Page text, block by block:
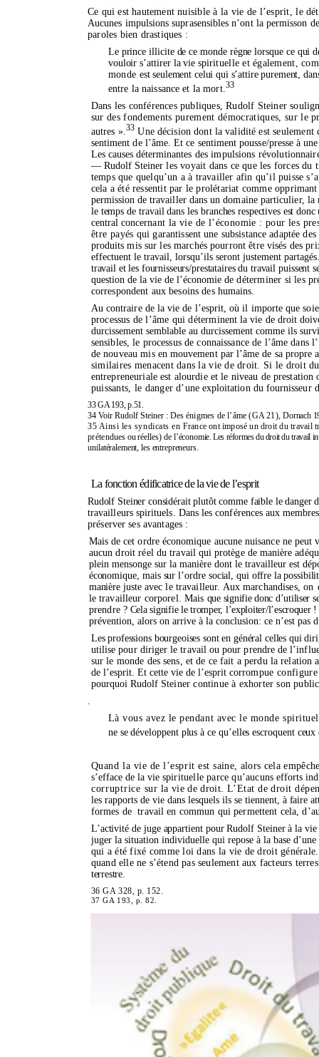
Ce qui est hautement nuisible à la vie de l’esprit, le
Aucunes impulsions suprasensibles n’ont la permisson
paroles bien drastiques :
Le prince illicite de ce monde règne lorsque ce qui
vouloir s’attirer la vie spirituelle et également,
monde est seulement celui qui s’attire purement,
entre la naissance et la mort.33
Dans les conférences publiques, Rudolf Steiner
sur des fondements purement démocratiques, surle
autres ». 33 Une décision dont la validitéest
sentiment de l’âme. Et ce sentiment pousse/presse à
Les causes déterminantes des impulsions
—Rudolf Steiner les voyait dans ce que les forces du
temps que quelqu’un a à travailler afin qu’il puisse
cela a été ressentit par le prolétariat comme oppri
permission de travailler dans un domaine particulier, la
le temps de travail dans les branchesrespectives est
central concernant la vie de l’économie : pour les
être payés qui garantissent une subsistance adaptée
produitsmis sur les marchés pourront être visés des
effectuent le travail, lorsqu’ils seront justement
travail et les fournisseurs/prestataires du travail puissent
question de la vie de l’économie de déterminer si les
correspondent aux besoins des humains.
Au contraire de la vie de l’esprit, où il importe que
processus del’âme qui déterminent la vie de droit
durcissement semblable au durcissement comme ils
sensibles, le processus de connaissance de l’âme dans
de nouveau mis en mouvement par l’âme de sa propre
similaires menacent dans la vie de droit. Si le droit
entrepreneuriale est alourdie et le niveau de
puissants, le dangerd’uneexploitation du fournisseur
33 GA 193, p.51.
34 Voir Rudolf Steiner : Des énigmes del’âme (GA 21),Dornach
35 Ainsi les syndicats en France ont imposé un droitdu travail
prétendues ou réelles) de l’économie. Les réformes du droitdutravail
unilatéralement, les entrepreneurs.
La fonction édificatrice de la vie de l’esprit
Rudolf Steiner considérait plutôt comme faible le danger
travailleurs spirituels. Dans les conférencesaux
préserver ses avantages :
Mais de cet ordre économique aucune nuisance ne peut
aucun droit réel dutravail qui protège de manière
plein mensonge sur la manière dont le travailleur est
économique, mais surl’ordresocial,qui offre la
manière juste avec le travailleur. Aux marchandises, on
le travailleur corporel. Mais que signifie donc d’utiliser
prendre? Cela signifie le tromper, l’exploiter/l’escroquer !
prévention, alors on arrive à la conclusion: ce n’estpas
Les professions bourgeoises sont en général celles qui
utilise pour diriger le travail ou pour prendre de
sur le monde des sens, et de ce fait a perdu la relation
de l’esprit. Et cette vie de l’espritcorrompue
pourquoi Rudolf Steiner continue à exhorter son
Là vous avez le pendant avec le monde spirituel
ne se développent plus à ce qu’elles escroquent
Quand la vie de l’esprit estsaine, alors cela
s’efface de la vie spirituelle parce qu’aucunsefforts
corruptrice sur la vie de droit. L’Etat de droit
les rapports de vie dans lesquels ils se tiennent, à faire
formes de travail en commun qui permettent cela,
L’activité de juge appartient pour Rudolf Steiner à la vie
juger la situation individuelle qui repose à la base d’une
qui a été fixé comme loi dans la vie de droit
quand elle ne s’étend pas seulement aux facteurs
terrestre.
36 GA 328, p. 152.
37 GA 193, p. 82.